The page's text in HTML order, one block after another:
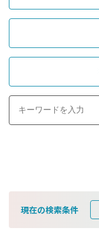
現在の検索条件